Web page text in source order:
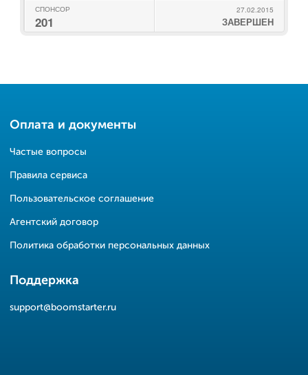
СПОНСОР
201
27.02.2015
ЗАВЕРШЕН
Оплата и документы
Частые вопросы
Правила сервиса
Пользовательское соглашение
Агентский договор
Политика обработки персональных данных
Поддержка
support@boomstarter.ru